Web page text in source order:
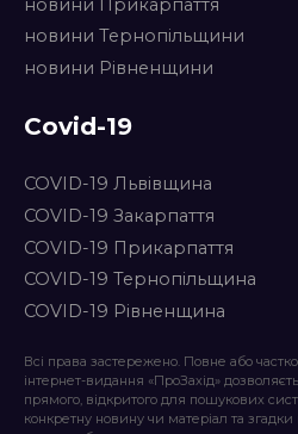
новини Прикарпаття
новини Тернопільщини
новини Рівненщини
Covid-19
COVID-19 Львівщина
COVID-19 Закарпаття
COVID-19 Прикарпаття
COVID-19 Тернопільщина
COVID-19 Рівненщина
Всі права застережено. Повне або
інтернет-видання «ПроЗахід»
прямого, відкритого для пошукових
конкретну новину чи матеріал та